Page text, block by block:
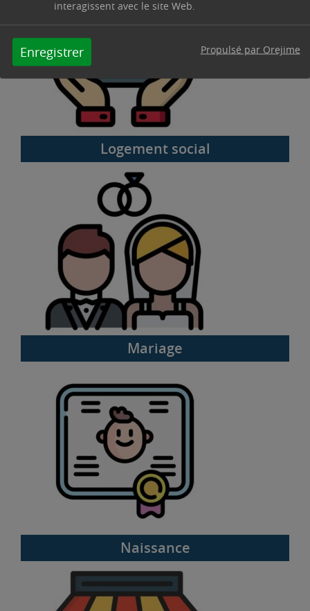
interagissent avec le site Web.
Enregistrer Propulsé par Orejime
Logement social
Mariage
Naissance
Ouverture commerce